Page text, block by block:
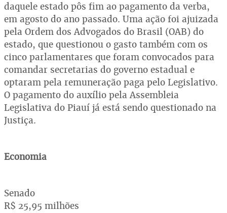
daquele estado pôs fim ao pagamento da verba,
em agosto do ano passado. Uma ação foi ajuizada
pela Ordem dos Advogados do Brasil (OAB) do
estado, que questionou o gasto também com os
cinco parlamentares que foram convocados para
comandar secretarias do governo estadual e
optaram pela remuneração paga pelo Legislativo.
O pagamento do auxílio pela Assembleia
Legislativa do Piauí já está sendo questionado na
Justiça.
Economia
Senado
R$ 25,95 milhões